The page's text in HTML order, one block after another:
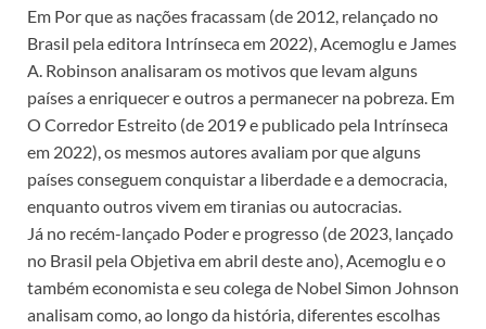
Em Por que as nações fracassam (de 2012, relançado no
Brasil pela editora Intrínseca em 2022), Acemoglu e James
A. Robinson analisaram os motivos que levam alguns
países a enriquecer e outros a permanecer na pobreza. Em
O Corredor Estreito (de 2019 e publicado pela Intrínseca
em 2022), os mesmos autores avaliam por que alguns
países conseguem conquistar a liberdade e a democracia,
enquanto outros vivem em tiranias ou autocracias.
Já no recém-lançado Poder e progresso (de 2023, lançado
no Brasil pela Objetiva em abril deste ano), Acemoglu e o
também economista e seu colega de Nobel Simon Johnson
analisam como, ao longo da história, diferentes escolhas